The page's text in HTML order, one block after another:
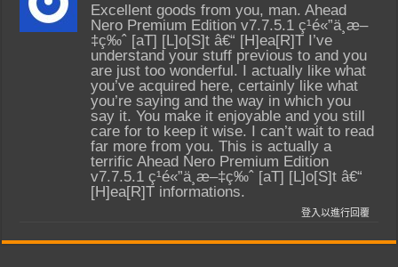
Excellent goods from you, man. Ahead
Nero Premium Edition v7.7.5.1 ç¹é«”ä¸­æ–
‡ç‰ˆ [aT] [L]o[S]t â€“ [H]ea[R]T I’ve
understand your stuff previous to and you
are just too wonderful. I actually like what
you’ve acquired here, certainly like what
you’re saying and the way in which you
say it. You make it enjoyable and you still
care for to keep it wise. I can’t wait to read
far more from you. This is actually a
terrific Ahead Nero Premium Edition
v7.7.5.1 ç¹é«”ä¸­æ–‡ç‰ˆ [aT] [L]o[S]t â€“
[H]ea[R]T informations.
登入以進行回覆